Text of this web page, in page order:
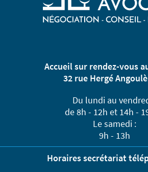
Accueil sur rendez-vous
32 rue Hergé
Du lundi au
de 8h - 12h et 14h -
Le samedi :
9h - 13h
Horaires secrétariat